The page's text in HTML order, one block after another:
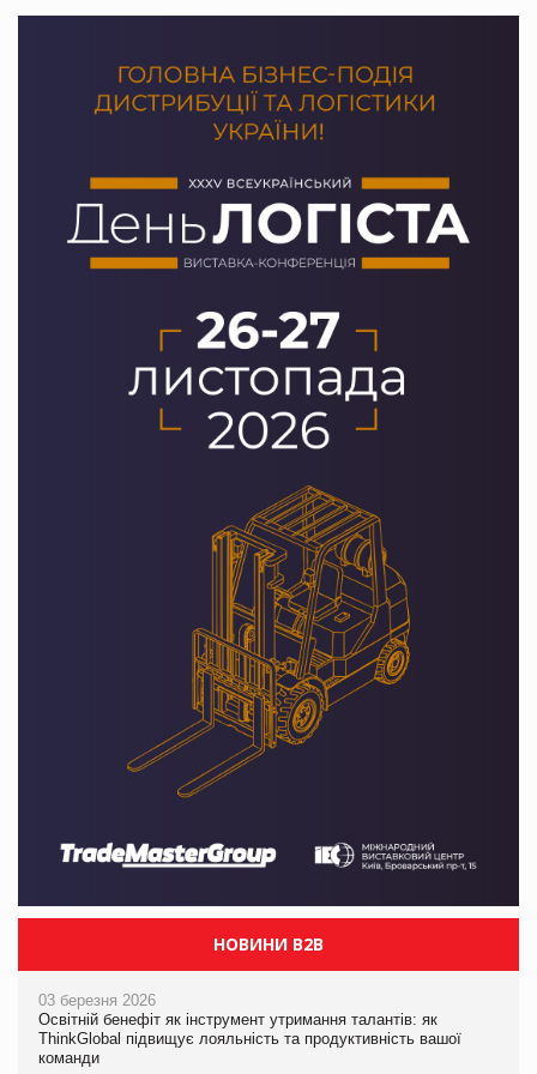
НОВИНИ B2B
03 березня 2026
Освітній бенефіт як інструмент утримання талантів: як
ThinkGlobal підвищує лояльність та продуктивність вашої
команди